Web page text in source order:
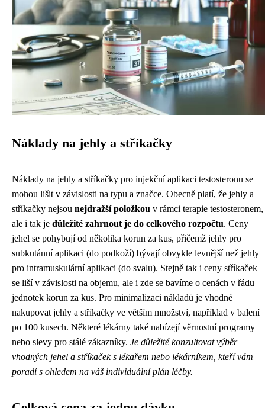
Náklady na jehly a stříkačky
Náklady na jehly a stříkačky pro injekční aplikaci testosteronu se
mohou lišit v závislosti na typu a značce. Obecně platí, že jehly a
stříkačky nejsou nejdražší položkou v rámci terapie testosteronem,
ale i tak je důležité zahrnout je do celkového rozpočtu. Ceny
jehel se pohybují od několika korun za kus, přičemž jehly pro
subkutánní aplikaci (do podkoží) bývají obvykle levnější než jehly
pro intramuskulární aplikaci (do svalu). Stejně tak i ceny stříkaček
se liší v závislosti na objemu, ale i zde se bavíme o cenách v řádu
jednotek korun za kus. Pro minimalizaci nákladů je vhodné
nakupovat jehly a stříkačky ve větším množství, například v balení
po 100 kusech. Některé lékárny také nabízejí věrnostní programy
nebo slevy pro stálé zákazníky. Je důležité konzultovat výběr
vhodných jehel a stříkaček s lékařem nebo lékárníkem, kteří vám
poradí s ohledem na váš individuální plán léčby.